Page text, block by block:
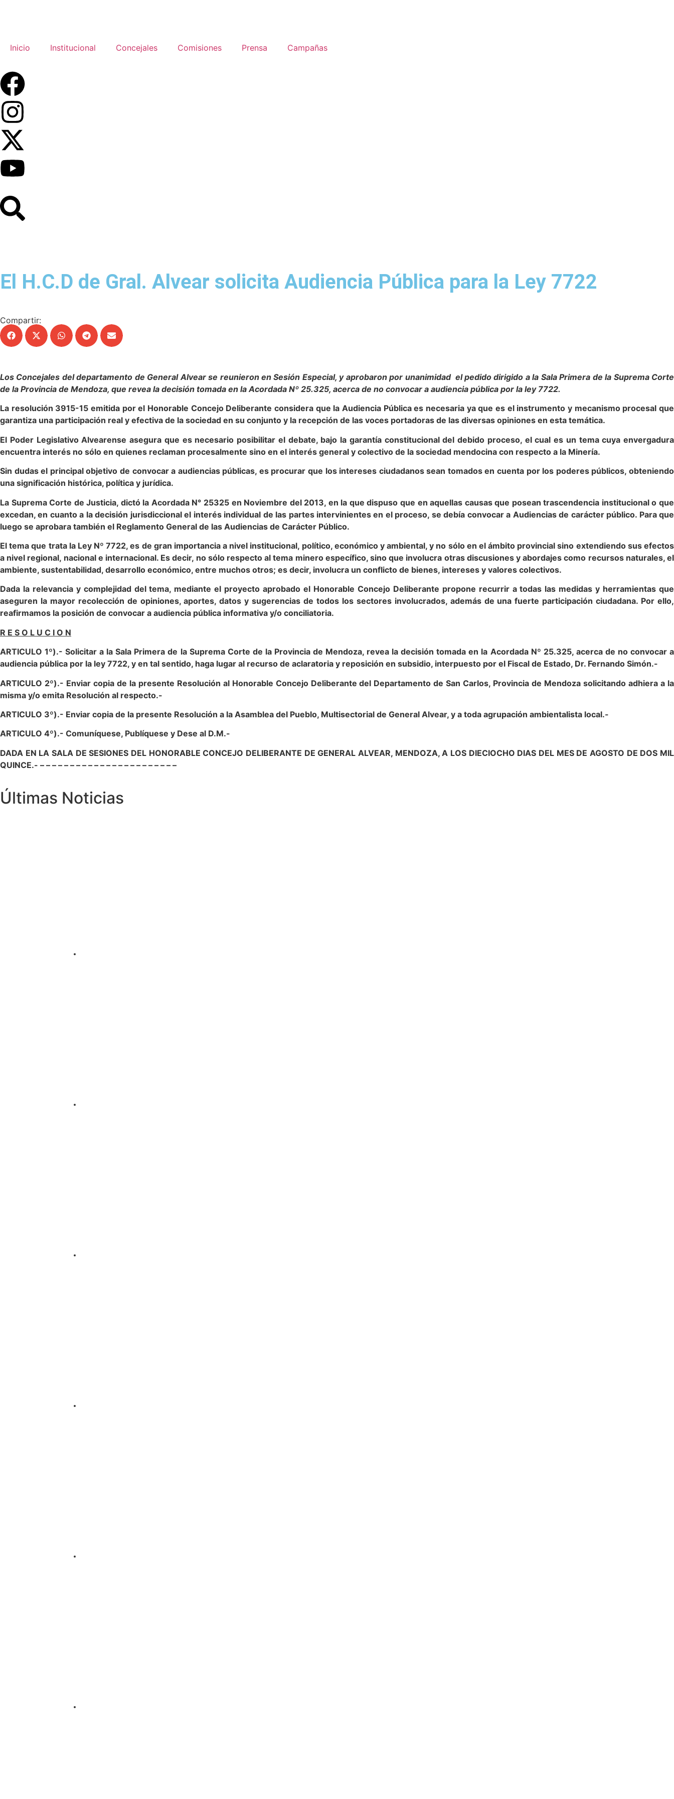
Inicio Institucional Concejales Comisiones Prensa Campañas
El H.C.D de Gral. Alvear solicita Audiencia Pública para la Ley 7722
Compartir:
Los Concejales del departamento de General Alvear se reunieron en Sesión Especial, y aprobaron por unanimidad el pedido dirigido a la Sala Primera de la Suprema Corte
de la Provincia de Mendoza, que revea la decisión tomada en la Acordada Nº 25.325, acerca de no convocar a audiencia pública por la ley 7722.
La resolución 3915-15 emitida por el Honorable Concejo Deliberante considera que la Audiencia Pública es necesaria ya que es el instrumento y mecanismo procesal que
garantiza una participación real y efectiva de la sociedad en su conjunto y la recepción de las voces portadoras de las diversas opiniones en esta temática.
El Poder Legislativo Alvearense asegura que es necesario posibilitar el debate, bajo la garantía constitucional del debido proceso, el cual es un tema cuya envergadura
encuentra interés no sólo en quienes reclaman procesalmente sino en el interés general y colectivo de la sociedad mendocina con respecto a la Minería.
Sin dudas el principal objetivo de convocar a audiencias públicas, es procurar que los intereses ciudadanos sean tomados en cuenta por los poderes públicos, obteniendo
una significación histórica, política y jurídica.
La Suprema Corte de Justicia, dictó la Acordada N° 25325 en Noviembre del 2013, en la que dispuso que en aquellas causas que posean trascendencia institucional o que
excedan, en cuanto a la decisión jurisdiccional el interés individual de las partes intervinientes en el proceso, se debía convocar a Audiencias de carácter público. Para que
luego se aprobara también el Reglamento General de las Audiencias de Carácter Público.
El tema que trata la Ley Nº 7722, es de gran importancia a nivel institucional, político, económico y ambiental, y no sólo en el ámbito provincial sino extendiendo sus efectos
a nivel regional, nacional e internacional. Es decir, no sólo respecto al tema minero específico, sino que involucra otras discusiones y abordajes como recursos naturales, el
ambiente, sustentabilidad, desarrollo económico, entre muchos otros; es decir, involucra un conflicto de bienes, intereses y valores colectivos.
Dada la relevancia y complejidad del tema, mediante el proyecto aprobado el Honorable Concejo Deliberante propone recurrir a todas las medidas y herramientas que
aseguren la mayor recolección de opiniones, aportes, datos y sugerencias de todos los sectores involucrados, además de una fuerte participación ciudadana. Por ello,
reafirmamos la posición de convocar a audiencia pública informativa y/o conciliatoria.
R E S O L U C I O N
ARTICULO 1º).- Solicitar a la Sala Primera de la Suprema Corte de la Provincia de Mendoza, revea la decisión tomada en la Acordada Nº 25.325, acerca de no convocar a
audiencia pública por la ley 7722, y en tal sentido, haga lugar al recurso de aclaratoria y reposición en subsidio, interpuesto por el Fiscal de Estado, Dr. Fernando Simón.-
ARTICULO 2º).- Enviar copia de la presente Resolución al Honorable Concejo Deliberante del Departamento de San Carlos, Provincia de Mendoza solicitando adhiera a la
misma y/o emita Resolución al respecto.-
ARTICULO 3º).- Enviar copia de la presente Resolución a la Asamblea del Pueblo, Multisectorial de General Alvear, y a toda agrupación ambientalista local.-
ARTICULO 4º).- Comuníquese, Publíquese y Dese al D.M.-
DADA EN LA SALA DE SESIONES DEL HONORABLE CONCEJO DELIBERANTE DE GENERAL ALVEAR, MENDOZA, A LOS DIECIOCHO DIAS DEL MES DE AGOSTO DE DOS MIL
QUINCE.- – – – – – – – – – – – – – – – – – – – – – – –
Últimas Noticias